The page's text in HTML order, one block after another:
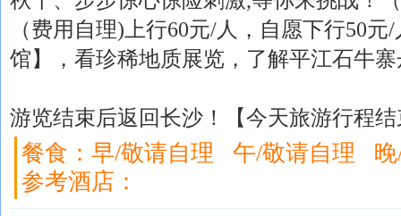
（费用自理)上行60元/人，自愿下行50
馆】，看珍稀地质展览，了解平江石牛
游览结束后返回长沙！【今天旅游行程
餐食：早/敬请自理 午/敬请自理 晚
参考酒店：